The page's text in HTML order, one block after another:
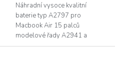
Náhradní vysoce kvalitní
baterie typ A2797 pro
Macbook Air 15 palců
modelové řady A2941 a
A3113. Naše baterie mají CE,